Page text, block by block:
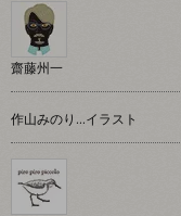
齋藤州一
作山みのり…イラスト